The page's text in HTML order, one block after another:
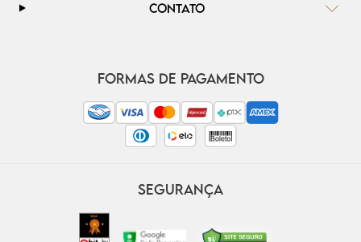
CONTATO
FORMAS DE PAGAMENTO
SEGURANÇA